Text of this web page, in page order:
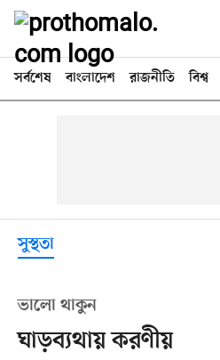
সর্বশেষ বাংলাদেশ রাজনীতি বিশ্ব
সুস্থতা
ভালো থাকুন
ঘাড়ব্যথায় করণীয়